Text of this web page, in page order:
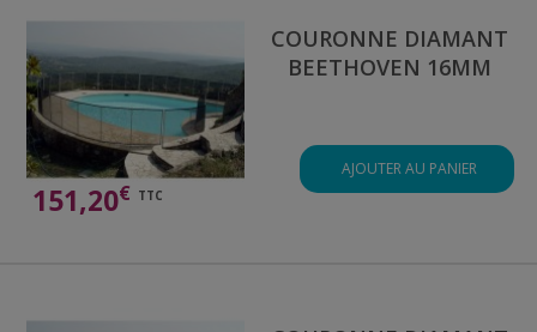
COURONNE DIAMANT
BEETHOVEN 16MM
151,20€ TTC
AJOUTER AU PANIER